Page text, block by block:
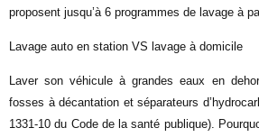
proposent jusqu’à 6 programmes de lavage à
Lavage auto en station VS lavage à domicile
Laver son véhicule à grandes eaux en
fosses à décantation et séparateurs
1331-10 du Code de la santé publique).